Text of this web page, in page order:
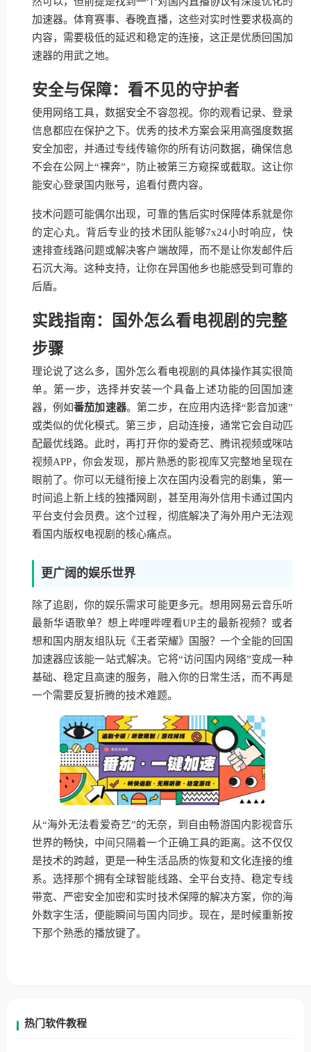
加速器。体育赛事、春晚直播，这些对实时性要求极高的
内容，需要极低的延迟和稳定的连接，这正是优质回国加
速器的用武之地。
安全与保障：看不见的守护者
使用网络工具，数据安全不容忽视。你的观看记录、登录
信息都应在保护之下。优秀的技术方案会采用高强度数据
安全加密，并通过专线传输你的所有访问数据，确保信息
不会在公网上“裸奔”，防止被第三方窥探或截取。这让你
能安心登录国内账号，追看付费内容。
技术问题可能偶尔出现，可靠的售后实时保障体系就是你
的定心丸。背后专业的技术团队能够7x24小时响应，快
速排查线路问题或解决客户端故障，而不是让你发邮件后
石沉大海。这种支持，让你在异国他乡也能感受到可靠的
后盾。
实践指南：国外怎么看电视剧的完整
步骤
理论说了这么多，国外怎么看电视剧的具体操作其实很简
单。第一步，选择并安装一个具备上述功能的回国加速
器，例如番茄加速器。第二步，在应用内选择“影音加速”
或类似的优化模式。第三步，启动连接，通常它会自动匹
配最优线路。此时，再打开你的爱奇艺、腾讯视频或咪咕
视频APP，你会发现，那片熟悉的影视库又完整地呈现在
眼前了。你可以无缝衔接上次在国内没看完的剧集，第一
时间追上新上线的独播网剧，甚至用海外信用卡通过国内
平台支付会员费。这个过程，彻底解决了海外用户无法观
看国内版权电视剧的核心痛点。
更广阔的娱乐世界
除了追剧，你的娱乐需求可能更多元。想用网易云音乐听
最新华语歌单？想上哔哩哔哩看UP主的最新视频？或者
想和国内朋友组队玩《王者荣耀》国服？一个全能的回国
加速器应该能一站式解决。它将“访问国内网络”变成一种
基础、稳定且高速的服务，融入你的日常生活，而不再是
一个需要反复折腾的技术难题。
从“海外无法看爱奇艺”的无奈，到自由畅游国内影视音乐
世界的畅快，中间只隔着一个正确工具的距离。这不仅仅
是技术的跨越，更是一种生活品质的恢复和文化连接的维
系。选择那个拥有全球智能线路、全平台支持、稳定专线
带宽、严密安全加密和实时技术保障的解决方案，你的海
外数字生活，便能瞬间与国内同步。现在，是时候重新按
下那个熟悉的播放键了。
热门软件教程